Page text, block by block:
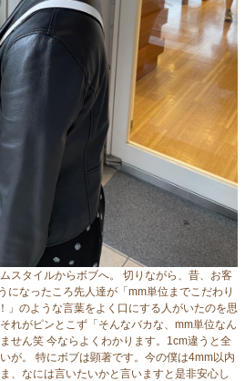
スタイルからボブへ。 切りながら、昔、お客
になったころ先人達が「mm単位までこだわり
」のような言葉をよく口にする人がいたのを思
れがピンとこず「そんなバカな、mm単位なん
せん笑 今ならよくわかります。1cm違うと全
が。 特にボブは顕著です。今の僕は4mm以内
、なには言いたいかと言いますと是非安心し